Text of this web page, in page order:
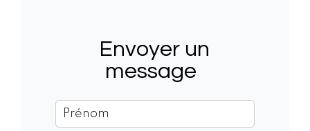
Envoyer un
message